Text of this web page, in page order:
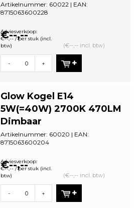
Artikelnummer: 60022 | EAN:
8715063600228
€--,--
Adviesverkoop:
€--,-- / per stuk (incl.
btw)
(€--,-- incl. btw)
- +
Glow Kogel E14
5W(=40W) 2700K 470LM
Dimbaar
Artikelnummer: 60020 | EAN:
8715063600204
€--,--
Adviesverkoop:
€--,-- / per stuk (incl.
btw)
(€--,-- incl. btw)
- +